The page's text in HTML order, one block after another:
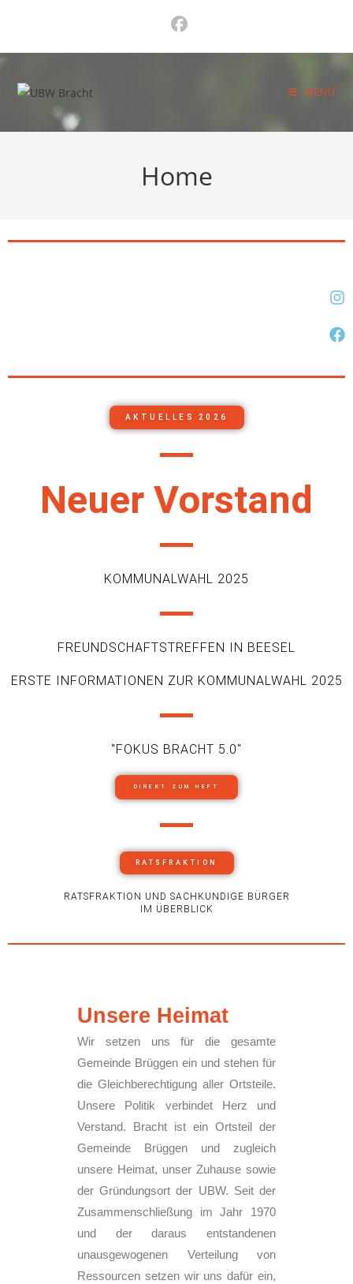
MENÜ
Home
AKTUELLES 2026
Neuer Vorstand
KOMMUNALWAHL 2025
FREUNDSCHAFTSTREFFEN IN BEESEL
ERSTE INFORMATIONEN ZUR KOMMUNALWAHL 2025
"FOKUS BRACHT 5.0"
DIREKT ZUM HEFT
RATSFRAKTION
RATSFRAKTION UND SACHKUNDIGE BÜRGER
IM ÜBERBLICK
Unsere Heimat
Wir setzen uns für die gesamte
Gemeinde Brüggen ein und stehen für
die Gleichberechtigung aller Ortsteile.
Unsere Politik verbindet Herz und
Verstand. Bracht ist ein Ortsteil der
Gemeinde Brüggen und zugleich
unsere Heimat, unser Zuhause sowie
der Gründungsort der UBW. Seit der
Zusammen­schließung im Jahr 1970
und der daraus entstandenen
unausgewogenen Verteilung von
Ressourcen setzen wir uns dafür ein,